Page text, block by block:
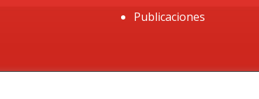
Publicaciones